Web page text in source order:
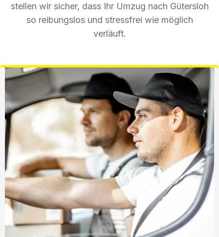
stellen wir sicher, dass Ihr Umzug nach Gütersloh
so reibungslos und stressfrei wie möglich
verläuft.